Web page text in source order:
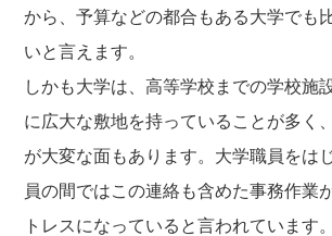
から、予算などの都合もある大学でも
いと言えます。
しかも大学は、高等学校までの学校施
に広大な敷地を持っていることが多く
が大変な面もあります。大学職員をは
員の間ではこの連絡も含めた事務作業
トレスになっていると言われています